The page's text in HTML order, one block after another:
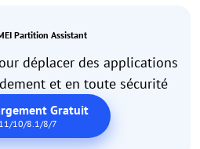
Partition Assistant
déplacer des applications
et en toute sécurité
Gratuit
10/8.1/8/7